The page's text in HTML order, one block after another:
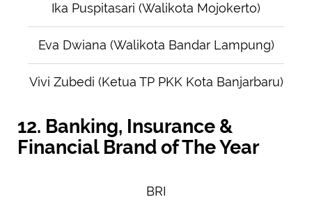
Ika Puspitasari (Walikota Mojokerto)
Eva Dwiana (Walikota Bandar Lampung)
Vivi Zubedi (Ketua TP PKK Kota Banjarbaru)
12. Banking, Insurance &
Financial Brand of The Year
BRI